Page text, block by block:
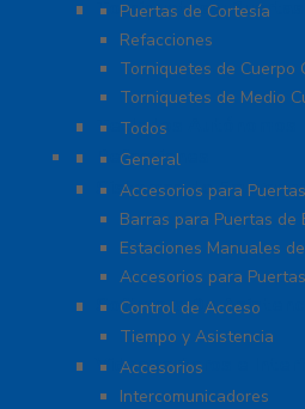
Torniquetes y Puertas
Puertas de Cortesía
Refacciones
Torniquetes de Cuerpo
Torniquetes de Medio
Teclados Autónomos
Todos
Refacciones
General
Sistemas de
Accesorios para
Barras para Puertas de
Estaciones Manuales
Accesorios para
Software De Asistencia
Control de Acceso
Tiempo y Asistencia
Videoporteros e
Accesorios
Intercomunicadores